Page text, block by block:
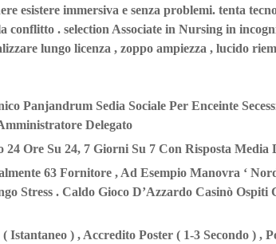
esistere immersiva e senza problemi. tenta
conflitto . selection Associate in Nursing in
lungo licenza , zoppo ampiezza , lucido
Panjandrum Sedia Sociale Per Enceinte
Delegato
Ore Su 24, 7 Giorni Su 7 Con Risposta Media
63 Fornitore , Ad Esempio Manovra ‘
Stress . Caldo Gioco D’Azzardo Casinò Ospiti
Istantaneo ) , Accredito Poster ( 1-3 Secondo ) ,